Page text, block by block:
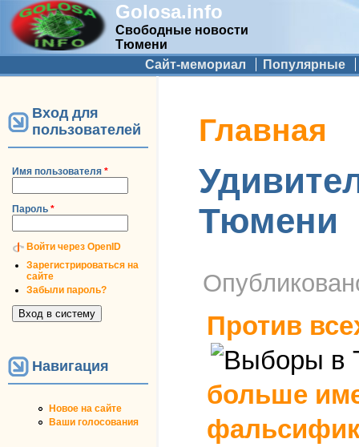
Golosa.info
Свободные новости
Тюмени
Дополнительное меню
Сайт-мемориал Популярные
Вход для
пользователей
Имя пользователя *
Пароль *
Войти через OpenID
Зарегистрироваться на
сайте
Забыли пароль?
Навигация
Новое на сайте
Ваши голосования
Вы здесь
Главная
Тюмени
Против
больше